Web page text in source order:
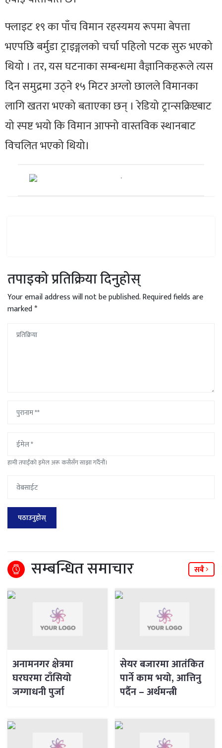
फ्लाइट १९ का पाँच विमान रहस्यमय रूपमा बेपत्ता
भएपछि बर्मुडा ट्राइङ्गलको चर्चा पहिलो पटक सुरु भएको
थियो । तर, यस घटनाका सम्बन्धमा वैज्ञानिकहरूले त्यस
दिन समुद्रमा उठ्ने १५ मिटर अग्लो छालले विमानका
लागि खतरा भएको बताएका छन् । रेडियो ट्रान्सक्रिप्टबाट
यो स्पष्ट भयो कि विमान आफ्नो वास्तविक स्थानबाट
विचलित भएको थियो।
तपाइको प्रतिक्रिया दिनुहोस्
Your email address will not be published.Required fields are
marked*
हामी तपाईंको इमेल अरू कसैसँग साझा गर्दैनौं।
सम्बन्धित समाचार सबै
अनामनगर क्षेत्रमा
घरघरमा टाँसियो
जग्गाधनी पुर्जा
सेयर बजारमा आतंकित
पार्ने काम भयो, आत्तिनु
पर्दैन – अर्थमन्त्री